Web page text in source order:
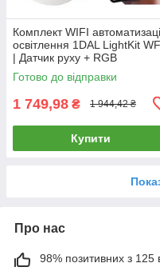
Комплект WIFI
освітлення 1DAL LightKit
| Датчик руху + RGB
світильник 18 W | APP "Tuya"
Готово до відправки
1 749,98 ₴ 1 944,42 ₴
Купити
Про нас
98% позитивних з 125